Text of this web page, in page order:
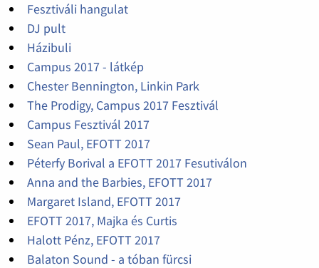
Fesztiváli hangulat
DJ pult
Házibuli
Campus 2017 - látkép
Chester Bennington, Linkin Park
The Prodigy, Campus 2017 Fesztivál
Campus Fesztivál 2017
Sean Paul, EFOTT 2017
Péterfy Borival a EFOTT 2017 Fesutiválon
Anna and the Barbies, EFOTT 2017
Margaret Island, EFOTT 2017
EFOTT 2017, Majka és Curtis
Halott Pénz, EFOTT 2017
Balaton Sound - a tóban fürcsi